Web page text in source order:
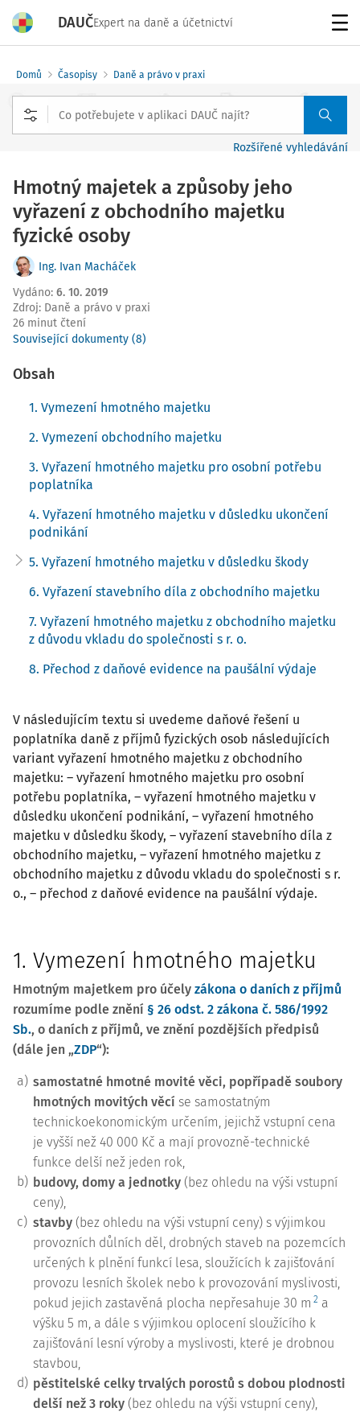
DAUČExpert na daně a účetnictví
Domů Časopisy Daně a právo v praxi
Rozšířené vyhledávání
Hmotný majetek a způsoby jeho
vyřazení z obchodního majetku
fyzické osoby
Ing. Ivan Macháček
Vydáno: 6. 10. 2019
Zdroj: Daně a právo v praxi
26 minut čtení
Související dokumenty (8)
Obsah
1. Vymezení hmotného majetku
2. Vymezení obchodního majetku
3. Vyřazení hmotného majetku pro osobní potřebu
poplatníka
4. Vyřazení hmotného majetku v důsledku ukončení
podnikání
5. Vyřazení hmotného majetku v důsledku škody
6. Vyřazení stavebního díla z obchodního majetku
7. Vyřazení hmotného majetku z obchodního majetku
z důvodu vkladu do společnosti s r. o.
8. Přechod z daňové evidence na paušální výdaje
V následujícím textu si uvedeme daňové řešení u
poplatníka daně z příjmů fyzických osob následujících
variant vyřazení hmotného majetku z obchodního
majetku: – vyřazení hmotného majetku pro osobní
potřebu poplatníka, – vyřazení hmotného majetku v
důsledku ukončení podnikání, – vyřazení hmotného
majetku v důsledku škody, – vyřazení stavebního díla z
obchodního majetku, – vyřazení hmotného majetku z
obchodního majetku z důvodu vkladu do společnosti s r.
o., – přechod z daňové evidence na paušální výdaje.
1. Vymezení hmotného majetku
Hmotným majetkem pro účely zákona o daních z příjmů
rozumíme podle znění § 26 odst. 2 zákona č. 586/1992
Sb., o daních z příjmů, ve znění pozdějších předpisů
(dále jen „ZDP“):
a) samostatné hmotné movité věci, popřípadě soubory
hmotných movitých věcí se samostatným
technickoekonomickým určením, jejichž vstupní cena
je vyšší než 40 000 Kč a mají provozně-technické
funkce delší než jeden rok,
b) budovy, domy a jednotky (bez ohledu na výši vstupní
ceny),
c) stavby (bez ohledu na výši vstupní ceny) s výjimkou
provozních důlních děl, drobných staveb na pozemcích
určených k plnění funkcí lesa, sloužících k zajišťování
provozu lesních školek nebo k provozování myslivosti,
pokud jejich zastavěná plocha nepřesahuje 30 m 2 a
výšku 5 m, a dále s výjimkou oplocení sloužícího k
zajišťování lesní výroby a myslivosti, které je drobnou
stavbou,
d) pěstitelské celky trvalých porostů s dobou plodnosti
delší než 3 roky (bez ohledu na výši vstupní ceny),